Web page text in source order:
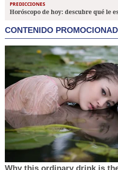
PREDICCIONES
Horóscopo de hoy: descubre qué le
CONTENIDO